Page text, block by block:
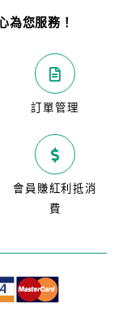
為您服務！
訂單管理
會員賺紅利抵消
費